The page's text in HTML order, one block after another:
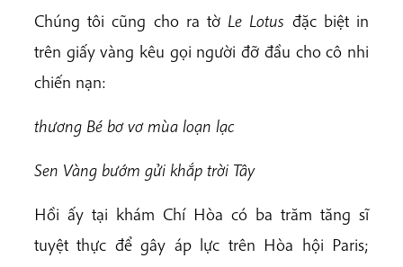
Chúng tôi cũng cho ra tờ Le Lotus đặc biệt in
trên giấy vàng kêu gọi người đỡ đầu cho cô nhi
chiến nạn:
thương Bé bơ vơ mùa loạn lạc
Sen Vàng bướm gửi khắp trời Tây
Hồi ấy tại khám Chí Hòa có ba trăm tăng sĩ
tuyệt thực để gây áp lực trên Hòa hội Paris;